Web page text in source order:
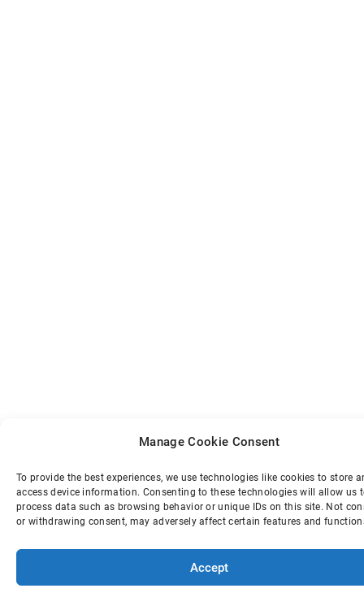
Manage Cookie Consent
To provide the best experiences, we use technologies like cookies to store
access device information. Consenting to these technologies will allow us
process data such as browsing behavior or unique IDs on this site. Not
or withdrawing consent, may adversely affect certain features and
Accept